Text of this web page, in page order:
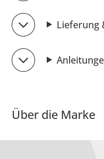
Lieferung
Über die Marke